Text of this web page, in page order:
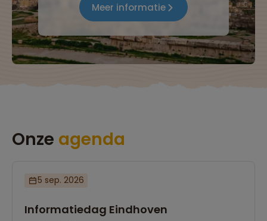
Meer informatie
Onze agenda
5 sep. 2026
Informatiedag Eindhoven